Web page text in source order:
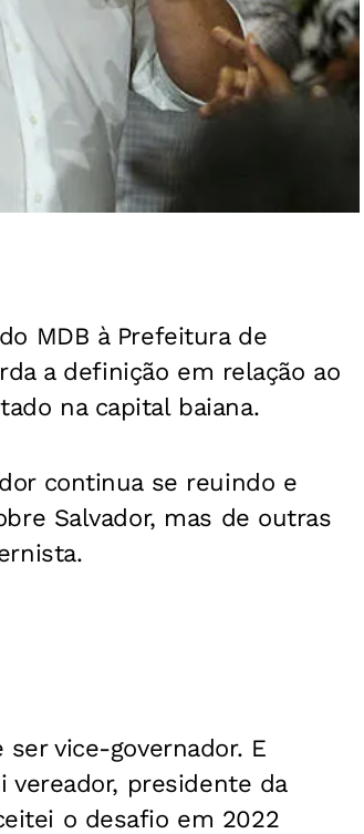
MDB à Prefeitura de
a definição em relação ao
na capital baiana.
continua se reuindo e
Salvador, mas de outras
vice-governador. E
vereador, presidente da
o desafio em 2022